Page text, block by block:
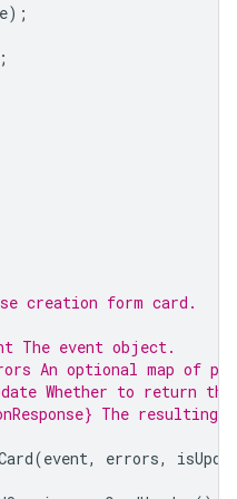
);
creation form card.
The event object.
An optional map of
Whether to return
The resulting
(event, errors,